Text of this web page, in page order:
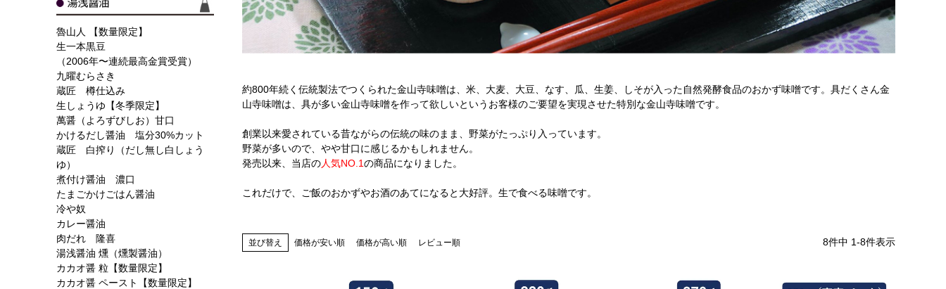
魯山人 【数量限定】
生一本黒豆
（2006年〜連続最高金賞受賞）
九曜むらさき
蔵匠 樽仕込み
生しょうゆ【冬季限定】
萬醤（よろずびしお）甘口
かけるだし醤油 塩分30%カット
蔵匠 白搾り（だし無し白しょう
ゆ）
煮付け醤油 濃口
たまごかけごはん醤油
冷や奴
カレー醤油
肉だれ 隆喜
湯浅醤油 燻（燻製醤油）
カカオ醤 粒【数量限定】
カカオ醤 ペースト【数量限定】
約800年続く伝統製法でつくられた金山寺味噌は、米、大麦、大豆、なす、瓜、生姜、しそが入った自然発酵食品のおかず味噌です。具だくさん金
山寺味噌は、具が多い金山寺味噌を作って欲しいというお客様のご要望を実現させた特別な金山寺味噌です。
創業以来愛されている昔ながらの伝統の味のまま、野菜がたっぷり入っています。
野菜が多いので、やや甘口に感じるかもしれません。
発売以来、当店の人気NO.1の商品になりました。
これだけで、ご飯のおかずやお酒のあてになると大好評。生で食べる味噌です。
並び替え 価格が安い順 価格が高い順 レビュー順 8件中 1-8件表示